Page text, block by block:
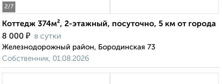
2/7
Коттедж 374м², 2-этажный, посуточно, 5 км от города
8 000 ₽ в сутки
Железнодорожный район, Бородинская 73
Собственник, 01.08.2026